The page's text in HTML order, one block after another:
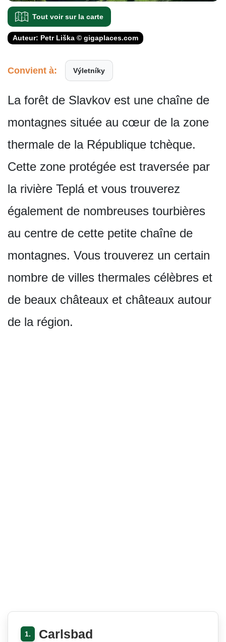
Tout voir sur la carte
Auteur: Petr Liška © gigaplaces.com
Convient à: Výletníky
La forêt de Slavkov est une chaîne de
montagnes située au cœur de la zone
thermale de la République tchèque.
Cette zone protégée est traversée par
la rivière Teplá et vous trouverez
également de nombreuses tourbières
au centre de cette petite chaîne de
montagnes. Vous trouverez un certain
nombre de villes thermales célèbres et
de beaux châteaux et châteaux autour
de la région.
1. Carlsbad